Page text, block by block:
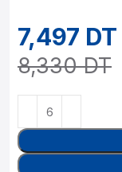
7,497 DT
8,330DT